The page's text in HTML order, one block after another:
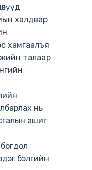
халдвар
хамгаалъя
талаар
нь
ашиг
бэлгийн